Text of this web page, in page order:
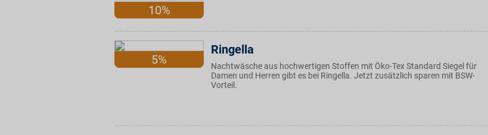
10%
5%
Ringella
Nachtwäsche aus hochwertigen Stoffen mit Öko-Tex Standard Siegel für
Damen und Herren gibt es bei Ringella. Jetzt zusätzlich sparen mit BSW-
Vorteil.